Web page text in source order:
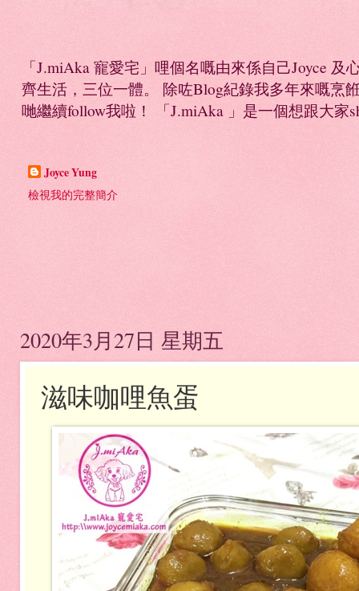
「J.miAka 寵愛宅」哩個名嘅由來係自己Joyce
齊生活，三位一體。 除咗Blog紀錄我多年來嘅烹
哋繼續follow我啦！ 「J.miAka 」是一個想跟大家
Joyce Yung
檢視我的完整簡介
2020年3月27日 星期五
滋味咖哩魚蛋